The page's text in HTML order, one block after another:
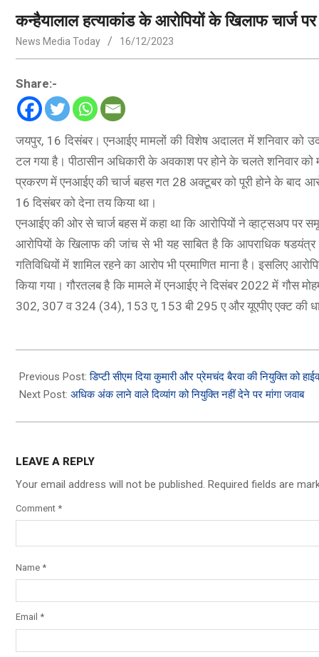
कन्हैयालाल हत्याकांड के आरोपियों के खिलाफ चार्ज
News Media Today 16/12/2023
Share:-
जयपुर, 16 दिसंबर। एनआईए मामलों की विशेष अदालत में शनिवार को
टल गया है। पीठासीन अधिकारी के अवकाश पर होने के चलते शनिवार को
प्रकरण में एनआईए की चार्ज बहस गत 28 अक्टूबर को पूरी होने के बाद
16 दिसंबर को देना तय किया था।
एनआईए की ओर से चार्ज बहस में कहा था कि आरोपियों ने व्हाट्सअप पर
आरोपियों के खिलाफ की जांच से भी यह साबित है कि आपराधिक
गतिविधियों में शामिल रहने का आरोप भी प्रमाणित माना है। इसलिए
किया गया। गौरतलब है कि मामले में एनआईए ने दिसंबर 2022 में गौस
302, 307 व 324 (34), 153 ए, 153 बी 295 ए और यूएपीए एक्ट की
12-
16
Previous Post:डिप्टी सीएम दिया कुमारी और प्रेमचंद बैरवा की नियुक्ति को
Next Post: अधिक अंक लाने वाले दिव्यांग को नियुक्ति नहीं देने पर मांगा जवाब
LEAVE A REPLY
Your email address will not be published. Required fields are
Comment *
Name *
Email *
Charger| 50MP AI Camera | 90Hz
Cost EMI/Additional Exchange Offers